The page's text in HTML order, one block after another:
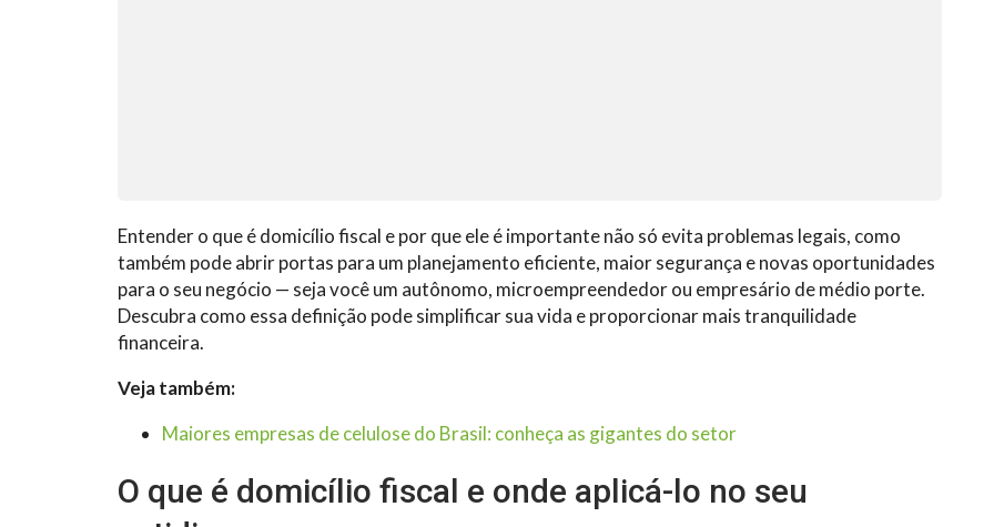
Entender o que é domicílio fiscal e por que ele é importante não só evita problemas legais, como
também pode abrir portas para um planejamento eficiente, maior segurança e novas oportunidades
para o seu negócio — seja você um autônomo, microempreendedor ou empresário de médio porte.
Descubra como essa definição pode simplificar sua vida e proporcionar mais tranquilidade
financeira.
Veja também:
Maiores empresas de celulose do Brasil: conheça as gigantes do setor
O que é domicílio fiscal e onde aplicá-lo no seu